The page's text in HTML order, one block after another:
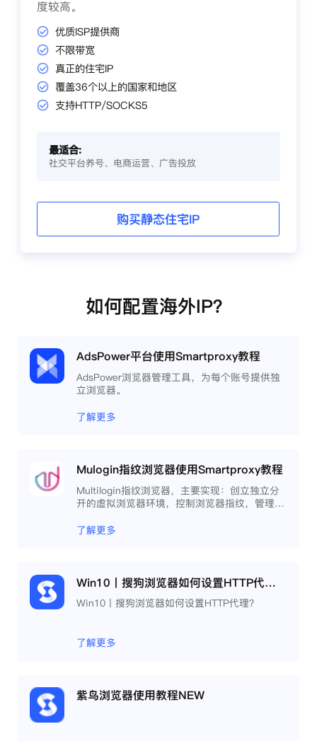
度较高。
优质ISP提供商
不限带宽
真正的住宅IP
覆盖36个以上的国家和地区
支持HTTP/SOCKS5
最适合:
社交平台养号、电商运营、广告投放
购买静态住宅IP
如何配置海外IP？
AdsPower平台使用Smartproxy教程
AdsPower浏览器管理工具，为每个账号提供独
立浏览器。
了解更多
Mulogin指纹浏览器使用Smartproxy教程
Multilogin指纹浏览器，主要实现：创立独立分
开的虚拟浏览器环境，控制浏览器指纹，管理多
程，开发网络自动化等。
了解更多
Win10丨搜狗浏览器如何设置HTTP代理？
Win10丨搜狗浏览器如何设置HTTP代理？
了解更多
紫鸟浏览器使用教程NEW